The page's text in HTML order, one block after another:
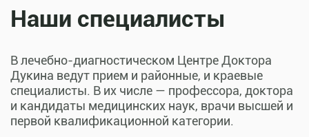
Наши специалисты
В лечебно-диагностическом Центре Доктора
Дукина ведут прием и районные, и краевые
специалисты. В их числе — профессора, доктора
и кандидаты медицинских наук, врачи высшей и
первой квалификационной категории.